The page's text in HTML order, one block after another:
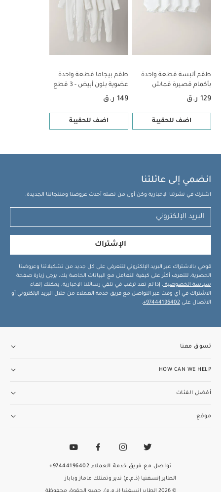
قطع
طقم بيجاما قطعة واحدة عضوية بلون أبيض - 3 قطع
طقم ألبسة قطعة واحدة
بأكمام قصيرة قماش
عضوي بلون أبيض - 5 قطع
129 ر.ق
اضف للحقيبة
طقم بيجاما قطعة واحدة
عضوية بلون أبيض - 3 قطع
149 ر.ق
اضف للحقيبة
انضمي إلى عائلتنا
اشترك في نشرتنا الإخبارية وكن أول من تصله أحدث عروضنا ومنتجاتنا الجديدة.
الإشتراك
قومي بالاشتراك عبر البريد الإلكتروني لتتعرفي على كل جديد من تشكيلاتنا وعروضنا
الحصرية. للتعرف أكثر على كيفية التعامل مع البيانات الخاصة بك، يرجى زيارة صفحة
سياسة الخصوصية . إذا لم تعد ترغب في تلقي رسائلنا الإخبارية، يمكنك إلغاء
الاشتراك في أي وقت عبر التواصل مع فريق خدمة العملاء من خلال البريد الإلكتروني أو
الاتصال على 97444196402+
.
تسوق معنا
HOW CAN WE HELP
أفضل الفئات
موقع
الطاير إنسغنيا (ذ.م.م) تدير وتمتلك ماماز وباباز
تواصل مع فريق خدمة العملاء 97444196402+